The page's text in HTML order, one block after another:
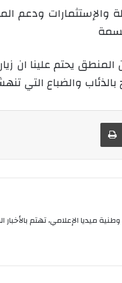
والإستثمارات ودعم
المنطق يحتم علينا ان
والضباع التي
ميديا الإعلامي، تهتم بالأخبار